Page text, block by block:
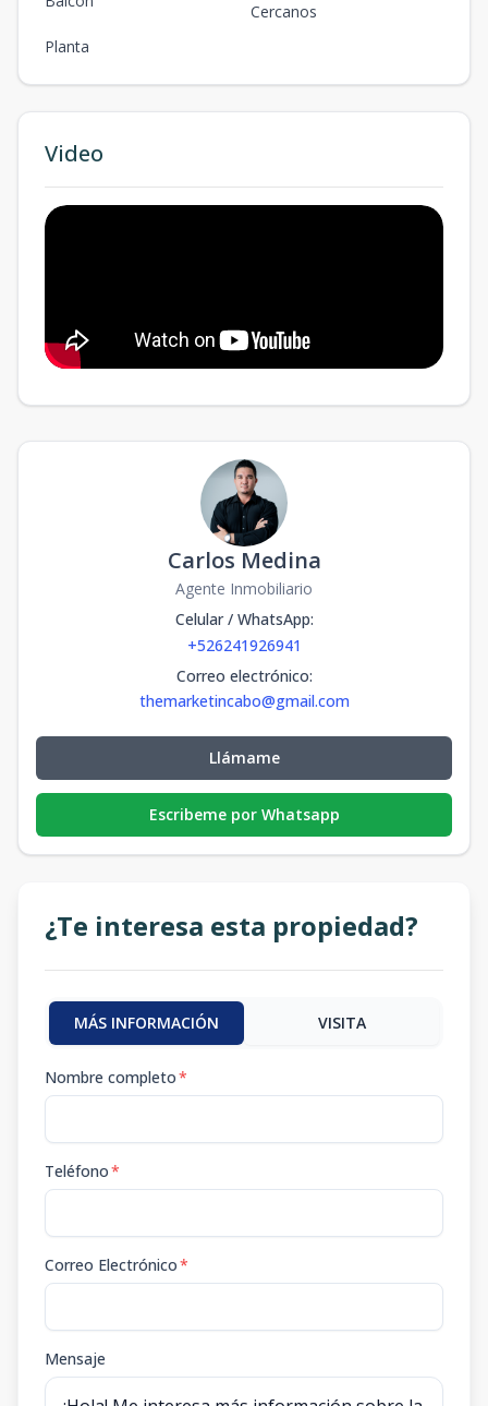
Cercanos
Planta
Video
Carlos Medina
Agente Inmobiliario
Celular / WhatsApp:
+526241926941
Correo electrónico:
themarketincabo@gmail.com
Llámame
Escribeme por Whatsapp
¿Te interesa esta propiedad?
MÁS INFORMACIÓN VISITA
Nombre completo*
Teléfono*
Correo Electrónico*
Mensaje